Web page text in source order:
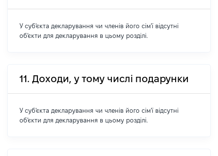
У суб'єкта декларування чи членів його сім'ї відсутні
об'єкти для декларування в цьому розділі.
11. Доходи, у тому числі подарунки
У суб'єкта декларування чи членів його сім'ї відсутні
об'єкти для декларування в цьому розділі.